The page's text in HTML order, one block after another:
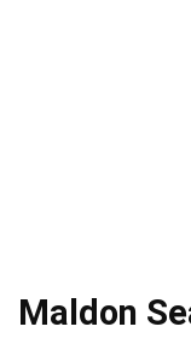
Maldon